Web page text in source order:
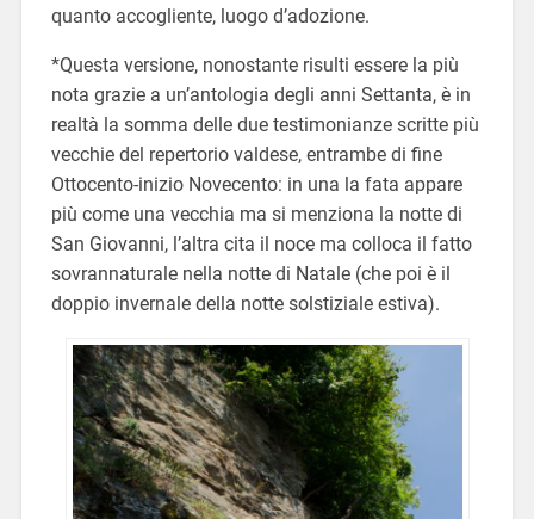
quanto accogliente, luogo d’adozione.
*Questa versione, nonostante risulti essere la più
nota grazie a un’antologia degli anni Settanta, è in
realtà la somma delle due testimonianze scritte più
vecchie del repertorio valdese, entrambe di fine
Ottocento-inizio Novecento: in una la fata appare
più come una vecchia ma si menziona la notte di
San Giovanni, l’altra cita il noce ma colloca il fatto
sovrannaturale nella notte di Natale (che poi è il
doppio invernale della notte solstiziale estiva).